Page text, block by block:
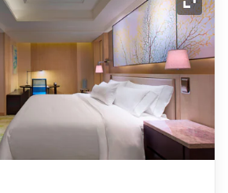
展开